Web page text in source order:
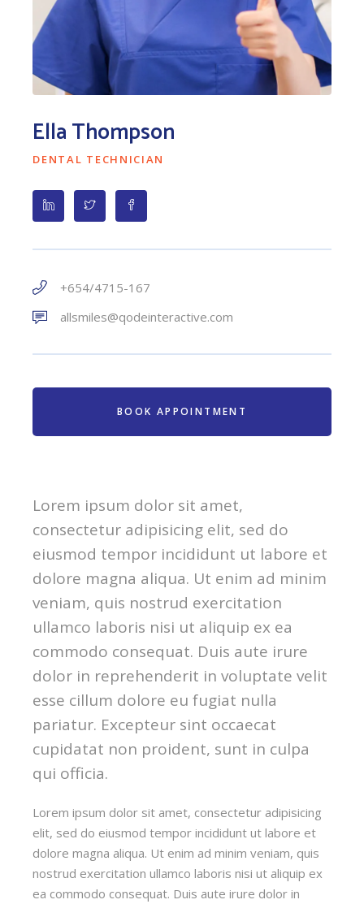
Ella Thompson
DENTAL TECHNICIAN
+654/4715-167
allsmiles@qodeinteractive.com
BOOK APPOINTMENT
Lorem ipsum dolor sit amet,
consectetur adipisicing elit, sed do
eiusmod tempor incididunt ut labore et
dolore magna aliqua. Ut enim ad minim
veniam, quis nostrud exercitation
ullamco laboris nisi ut aliquip ex ea
commodo consequat. Duis aute irure
dolor in reprehenderit in voluptate velit
esse cillum dolore eu fugiat nulla
pariatur. Excepteur sint occaecat
cupidatat non proident, sunt in culpa
qui officia.
Lorem ipsum dolor sit amet, consectetur adipisicing
elit, sed do eiusmod tempor incididunt ut labore et
dolore magna aliqua. Ut enim ad minim veniam, quis
nostrud exercitation ullamco laboris nisi ut aliquip ex
ea commodo consequat. Duis aute irure dolor in